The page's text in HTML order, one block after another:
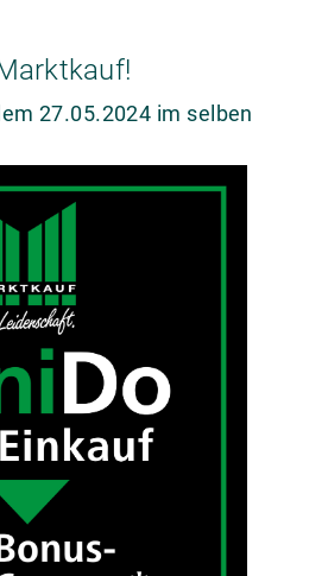
27.05.2024 im selben